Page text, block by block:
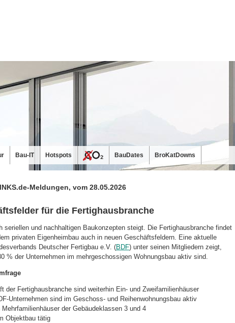
Meldungen, vom 28.05.2026
für die Fertighausbranche
seriellen und nachhaltigen Baukonzepten steigt. Die Fertighausbranche findet
privaten Eigenheimbau auch in neuen Geschäftsfeldern. Eine aktuelle
Deutscher Fertigbau e.V. (BDF) unter seinen Mitgliedern zeigt,
% der Unternehmen im mehrgeschossigen Wohnungsbau aktiv sind.
der Fertighausbranche sind weiterhin Ein- und Zweifamilienhäuser
Unternehmen sind im Geschoss- und Reihenwohnungsbau aktiv
der Gebäudeklassen 3 und 4
Objektbau tätig
Bau-IT Hotspots BauDates BroKatDowns